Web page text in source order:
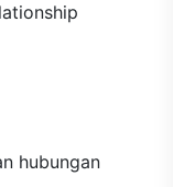
hubungan